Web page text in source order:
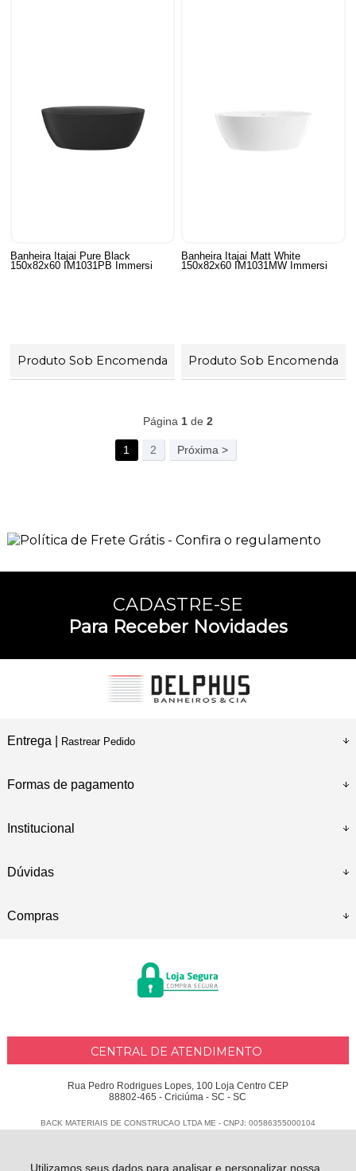
Utilizamos seus dados para analisar e personalizar nossa
Banheira Itajai Pure Black
150x82x60 IM1031PB Immersi
Produto Sob Encomenda
Banheira Itajai Matt White
150x82x60 IM1031MW Immersi
Produto Sob Encomenda
Página 1de 2
1 2 Próxima >
CADASTRE-SE
Para Receber Novidades
Entrega | Rastrear Pedido
Formas de pagamento
Institucional
Dúvidas
Compras
CENTRAL DE ATENDIMENTO
Rua Pedro Rodrigues Lopes, 100 Loja Centro CEP
88802-465 - Criciúma - SC - SC
BACK MATERIAIS DE CONSTRUCAO LTDA ME - CNPJ: 00586355000104